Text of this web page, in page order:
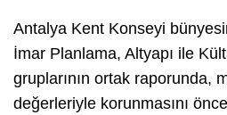
Antalya Kent Konseyi
İmar Planlama, Altyapı ile
gruplarının ortak raporunda,
değerleriyle korunmasını